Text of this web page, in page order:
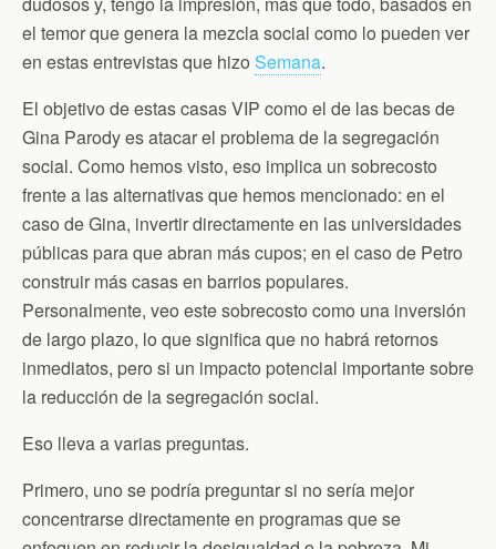
el temor que genera la mezcla social como lo pueden ver
en estas entrevistas que hizo Semana.
El objetivo de estas casas VIP como el de las becas de
Gina Parody es atacar el problema de la segregación
social. Como hemos visto, eso implica un sobrecosto
frente a las alternativas que hemos mencionado: en el
caso de Gina, invertir directamente en las universidades
públicas para que abran más cupos; en el caso de Petro
construir más casas en barrios populares.
Personalmente, veo este sobrecosto como una inversión
de largo plazo, lo que significa que no habrá retornos
inmediatos, pero si un impacto potencial importante sobre
la reducción de la segregación social.
Eso lleva a varias preguntas.
Primero, uno se podría preguntar si no sería mejor
concentrarse directamente en programas que se